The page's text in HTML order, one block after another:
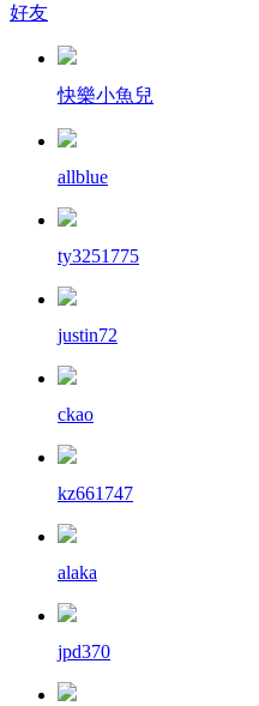
好友
快樂小魚兒
allblue
ty3251775
justin72
ckao
kz661747
alaka
jpd370